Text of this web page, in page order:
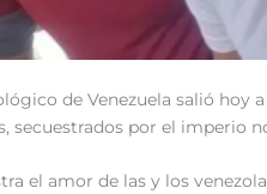
de Venezuela salió hoy
secuestrados por el imperio
el amor de las y los